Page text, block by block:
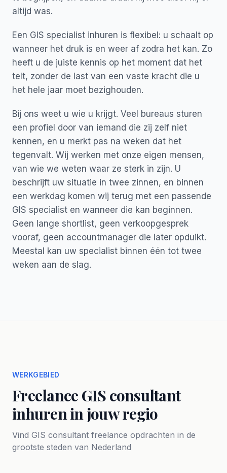
altijd was.
Een GIS specialist inhuren is flexibel: u schaalt op
wanneer het druk is en weer af zodra het kan. Zo
heeft u de juiste kennis op het moment dat het
telt, zonder de last van een vaste kracht die u
het hele jaar moet bezighouden.
Bij ons weet u wie u krijgt. Veel bureaus sturen
een profiel door van iemand die zij zelf niet
kennen, en u merkt pas na weken dat het
tegenvalt. Wij werken met onze eigen mensen,
van wie we weten waar ze sterk in zijn. U
beschrijft uw situatie in twee zinnen, en binnen
een werkdag komen wij terug met een passende
GIS specialist en wanneer die kan beginnen.
Geen lange shortlist, geen verkoopgesprek
vooraf, geen accountmanager die later opduikt.
Meestal kan uw specialist binnen één tot twee
weken aan de slag.
WERKGEBIED
Freelance GIS consultant
inhuren in jouw regio
Vind GIS consultant freelance opdrachten in de
grootste steden van Nederland